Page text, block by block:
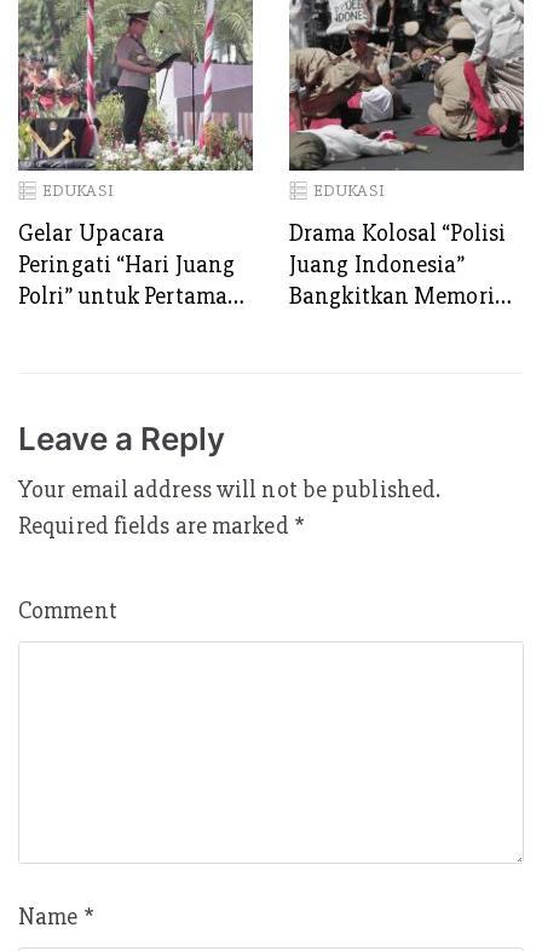
EDUKASI
Gelar Upacara
Peringati “Hari Juang
Polri” untuk Pertama
EDUKASI
Drama Kolosal “Polisi
Juang Indonesia”
Bangkitkan Memori
Leave a Reply
Your email address will not be published.
Required fields are marked *
Comment
Name *